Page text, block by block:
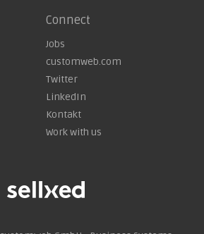
Connect
Jobs
customweb.com
Twitter
LinkedIn
Kontakt
Work with us